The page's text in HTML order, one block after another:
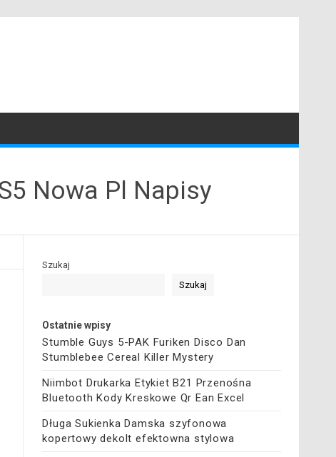
Nowa Pl Napisy
Szukaj
Szukaj
Ostatnie wpisy
Stumble Guys 5-PAK Furiken Disco Dan
Stumblebee Cereal Killer Mystery
Niimbot Drukarka Etykiet B21 Przenośna
Bluetooth Kody Kreskowe Qr Ean Excel
Długa Sukienka Damska szyfonowa
kopertowy dekolt efektowna stylowa